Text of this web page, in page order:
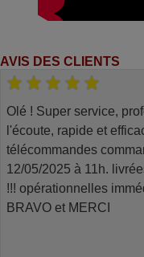
AVIS DES CLIENTS
Olé ! Super service,
l'écoute, rapide et
télécommandes
12/05/2025 à 11h.
!!! opérationnelles
BRAVO et MERCI